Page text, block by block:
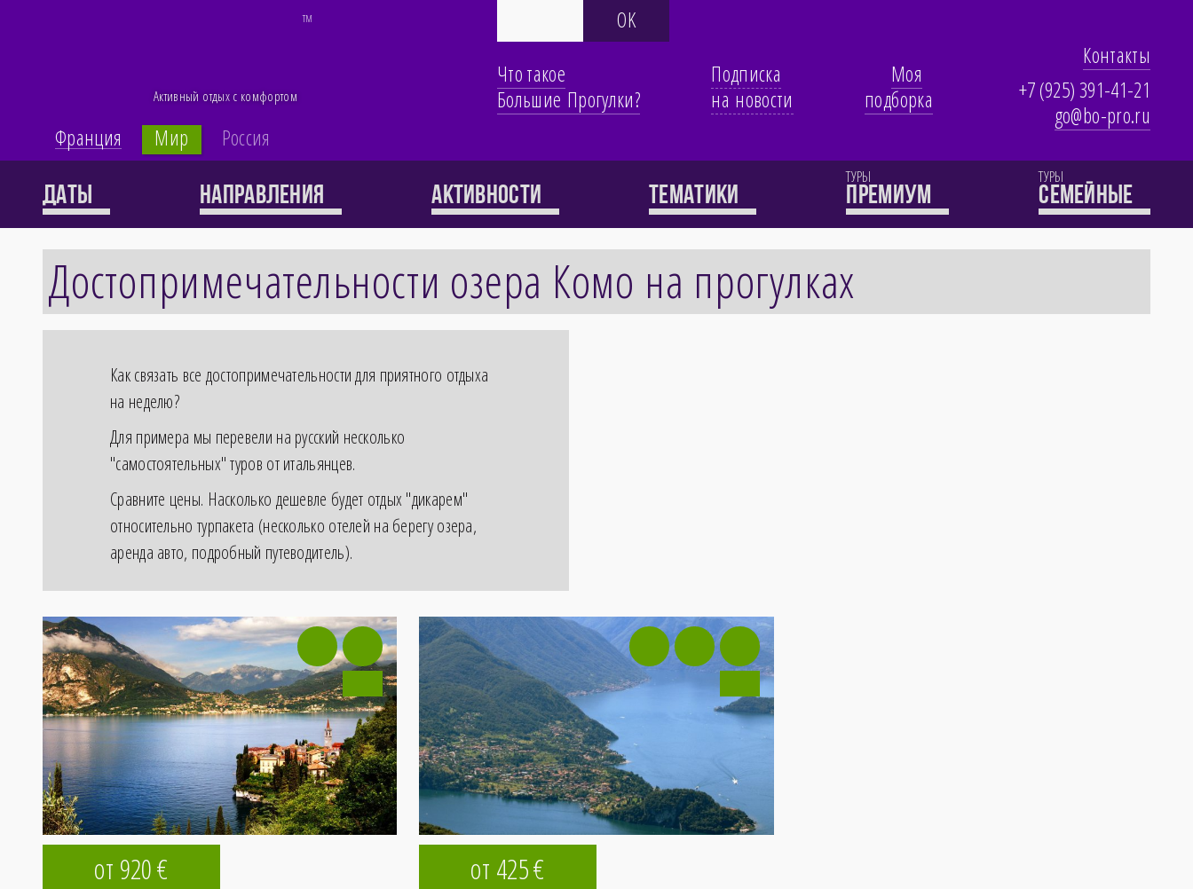
TM
Активный отдых с комфортом
Франция Мир Россия
Что такое
Большие Прогулки?
Подписка
на новости
Моя
подборка
Контакты
+7 (925) 391-41-21
go@bo-pro.ru
Каталог
Достопримечательности озера Комо на прогулках
Как связать все достопримечательности для приятного отдыха
на неделю?
Для примера мы перевели на русский несколько
"самостоятельных" туров от итальянцев.
Сравните цены. Насколько дешевле будет отдых "дикарем"
относительно турпакета (несколько отелей на берегу озера,
аренда авто, подробный путеводитель).
от 920€ от 425€
Даты Направления Активности Тематики
ТУРЫ
премиум
ТУРЫ
семейные
60 туров